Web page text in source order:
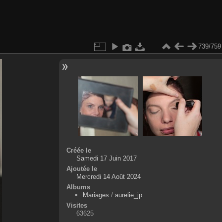
739/759
Créée le
Samedi 17 Juin 2017
Ajoutée le
Mercredi 14 Août 2024
Albums
Mariages / aurelie_jp
Visites
63625